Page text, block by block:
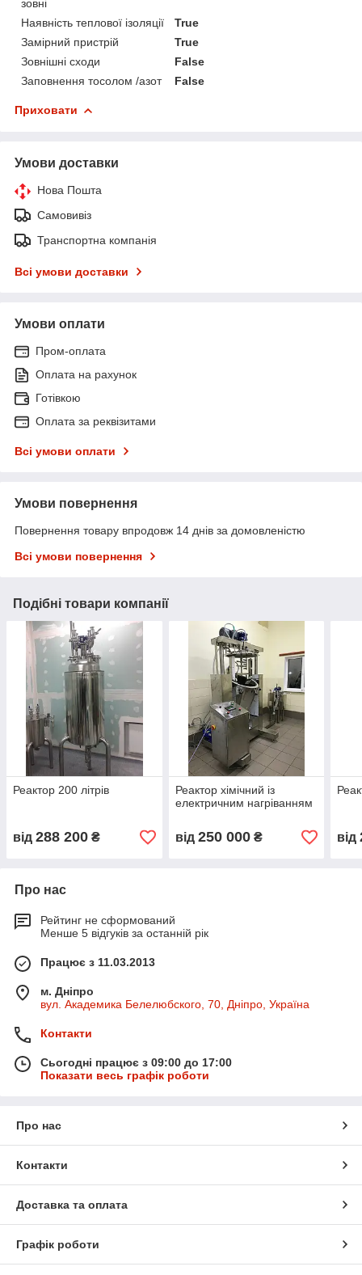
зовні
Наявність теплової ізоляції
True
Замірний пристрій
True
Зовнішні сходи
False
Заповнення тосолом /азот
False
Приховати
Умови доставки
Нова Пошта
Самовивіз
Транспортна компанія
Всі умови доставки
Умови оплати
Пром-оплата
Оплата на рахунок
Готівкою
Оплата за реквізитами
Всі умови оплати
Умови повернення
Повернення товару впродовж 14 днів за домовленістю
Всі умови повернення
Подібні товари компанії
Реактор 200 літрів
від 288 200 ₴
Реактор хімічний із
електричним нагріванням
від 250 000₴ від
Про нас
Рейтинг не сформований
Менше 5 відгуків за останній рік
Працює з 11.03.2013
м. Дніпро
вул. Академика Белелюбского, 70, Дніпро, Україна
Контакти
Сьогодні працює з 09:00 до 17:00
Показати весь графік роботи
Про нас
Контакти
Доставка та оплата
Графік роботи